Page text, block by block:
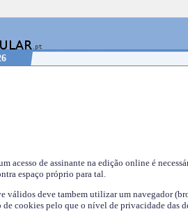
acesso de assinante na edição online é
espaço próprio para tal.
válidos deve tambem utilizar um navegador
de cookies pelo que o nível de privacidade das